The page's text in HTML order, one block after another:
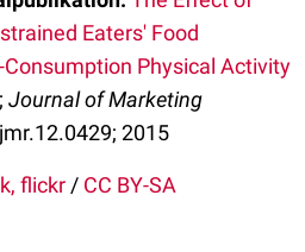
Eaters' Food
Physical Activity
Journal of Marketing
2015
flickr / CC BY-SA